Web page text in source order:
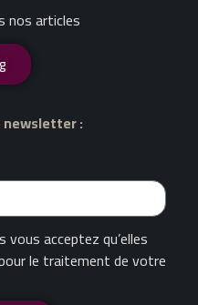
nos articles
:
acceptez qu’elles
le traitement de votre